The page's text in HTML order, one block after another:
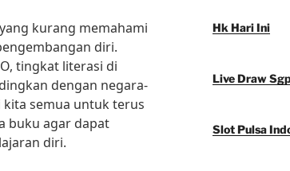
kurang memahami
diri.
tingkat literasi di
dengan negara-
semua untuk terus
buku agar dapat
diri.
Hk Hari Ini
Live Draw
Slot Pulsa